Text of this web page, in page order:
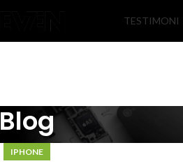
TESTIMONI
Blog
IPHONE